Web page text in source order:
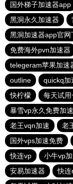
国外梯子加速器app
黑洞永久加速器
黑洞加速器app官
免费海外pvn加速器
telegeram苹果加速
outline
quickq加
快柠檬
每天试
暴雪vp永久免费加
老王vqn加速
老
国外vps加速免费
快连vp
小牛vp
安易加速器
快